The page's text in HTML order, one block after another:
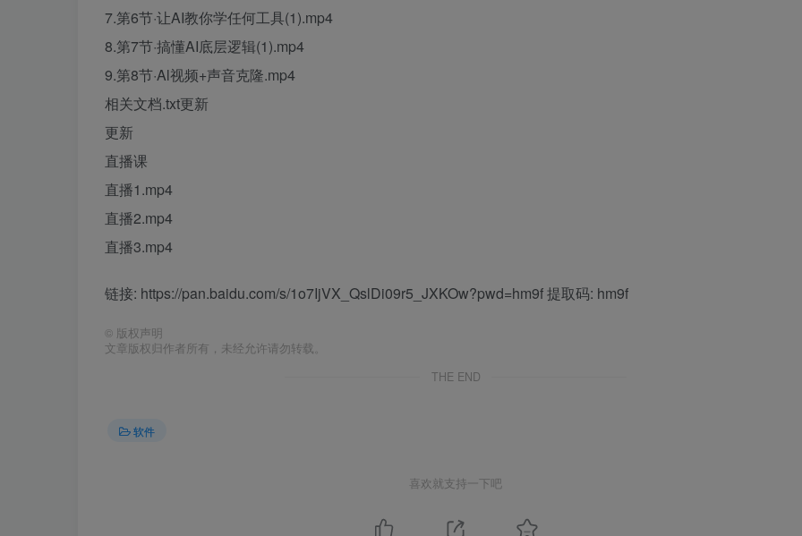
7.第6节·让AI教你学任何工具(1).mp4
8.第7节·搞懂AI底层逻辑(1).mp4
9.第8节·Al视频+声音克隆.mp4
相关文档.txt更新
更新
直播课
直播1.mp4
直播2.mp4
直播3.mp4
链接: https://pan.baidu.com/s/1o7IjVX_QslDi09r5_JXKOw?pwd=hm9f 提取码: hm9f
© 版权声明
文章版权归作者所有，未经允许请勿转载。
THE END
软件
喜欢就支持一下吧